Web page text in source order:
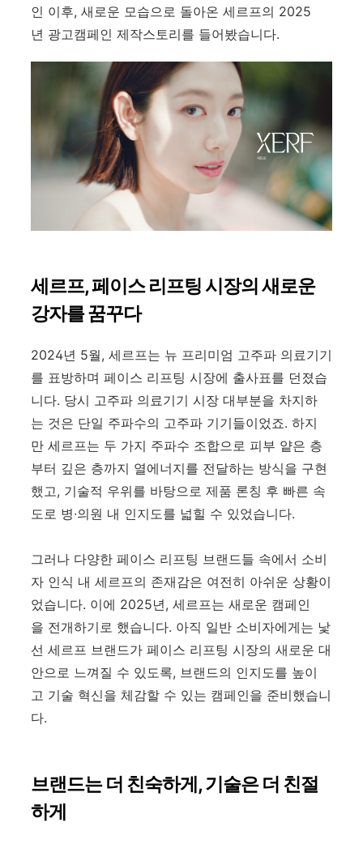
인 이후, 새로운 모습으로 돌아온 세르프의 2025
년 광고캠페인 제작스토리를 들어봤습니다.
세르프,페이스 리프팅 시장의 새로운
강자를 꿈꾸다
2024년 5월, 세르프는 뉴 프리미엄 고주파 의료기기
를 표방하며 페이스 리프팅 시장에 출사표를 던졌습
니다. 당시 고주파 의료기기 시장 대부분을 차지하
는 것은 단일 주파수의 고주파 기기들이었죠. 하지
만 세르프는 두 가지 주파수 조합으로 피부 얕은 층
부터 깊은 층까지 열에너지를 전달하는 방식을 구현
했고, 기술적 우위를 바탕으로 제품 론칭 후 빠른 속
도로 병∙의원 내 인지도를 넓힐 수 있었습니다.
그러나 다양한 페이스 리프팅 브랜드들 속에서 소비
자 인식 내 세르프의 존재감은 여전히 아쉬운 상황이
었습니다. 이에 2025년, 세르프는 새로운 캠페인
을 전개하기로 했습니다. 아직 일반 소비자에게는 낯
선 세르프 브랜드가 페이스 리프팅 시장의 새로운 대
안으로 느껴질 수 있도록, 브랜드의 인지도를 높이
고 기술 혁신을 체감할 수 있는 캠페인을 준비했습니
다.
브랜드는 더 친숙하게,기술은 더 친절
하게